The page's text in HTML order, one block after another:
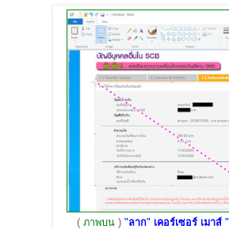
( ภาพบน)"ลาก" เคอร์เซอร์ เมาส์"